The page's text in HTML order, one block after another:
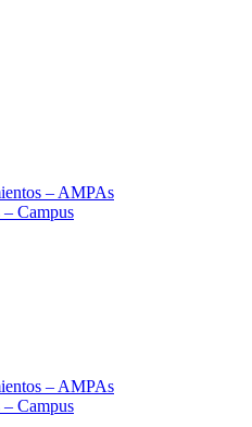
– AMPAs
– Campus
– AMPAs
– Campus